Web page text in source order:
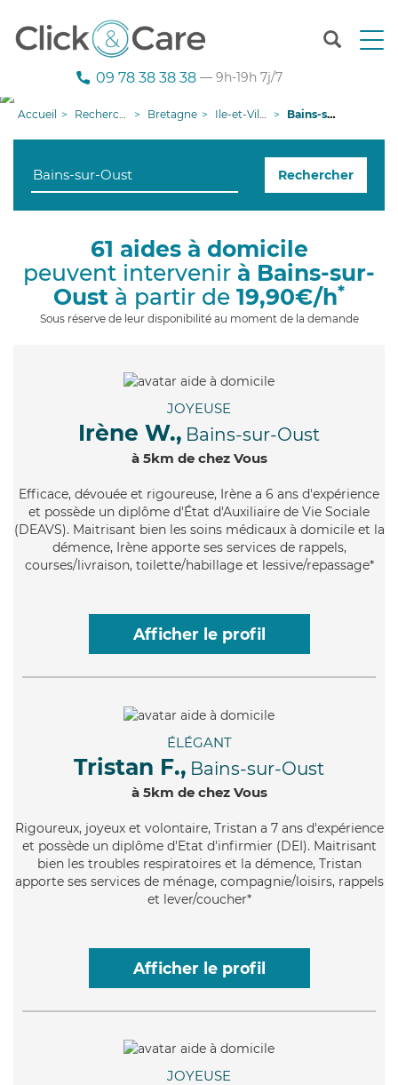
T
n
g
i
09 78 38 38 38 — 9h-19h 7j/7
Accueil Recherche aide à domicile Bretagne Ile-et-Vilaine Bains-sur-Oust
Rechercher
61 aides à domicile
peuvent intervenir à Bains-sur-
Oust à partir de 19,90€/h*
Sous réserve de leur disponibilité au moment de la demande
JOYEUSE
Irène W., Bains-sur-Oust
à 5km de chez Vous
Efficace, dévouée et rigoureuse, Irène a 6 ans d'expérience
et possède un diplôme d'État d'Auxiliaire de Vie Sociale
(DEAVS). Maitrisant bien les soins médicaux à domicile et la
démence, Irène apporte ses services de rappels,
courses/livraison, toilette/habillage et lessive/repassage*
Afficher le profil
ÉLÉGANT
Tristan F., Bains-sur-Oust
à 5km de chez Vous
Rigoureux, joyeux et volontaire, Tristan a 7 ans d'expérience
et possède un diplôme d'Etat d'infirmier (DEI). Maitrisant
bien les troubles respiratoires et la démence, Tristan
apporte ses services de ménage, compagnie/loisirs, rappels
et lever/coucher*
Afficher le profil
JOYEUSE